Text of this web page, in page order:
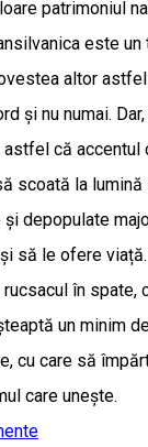
patrimoniul
este un
altor
și nu numai.
că accentul
scoată la lumină
depopulate
să le ofere
în spate,
un minim
cu care să
care unește.